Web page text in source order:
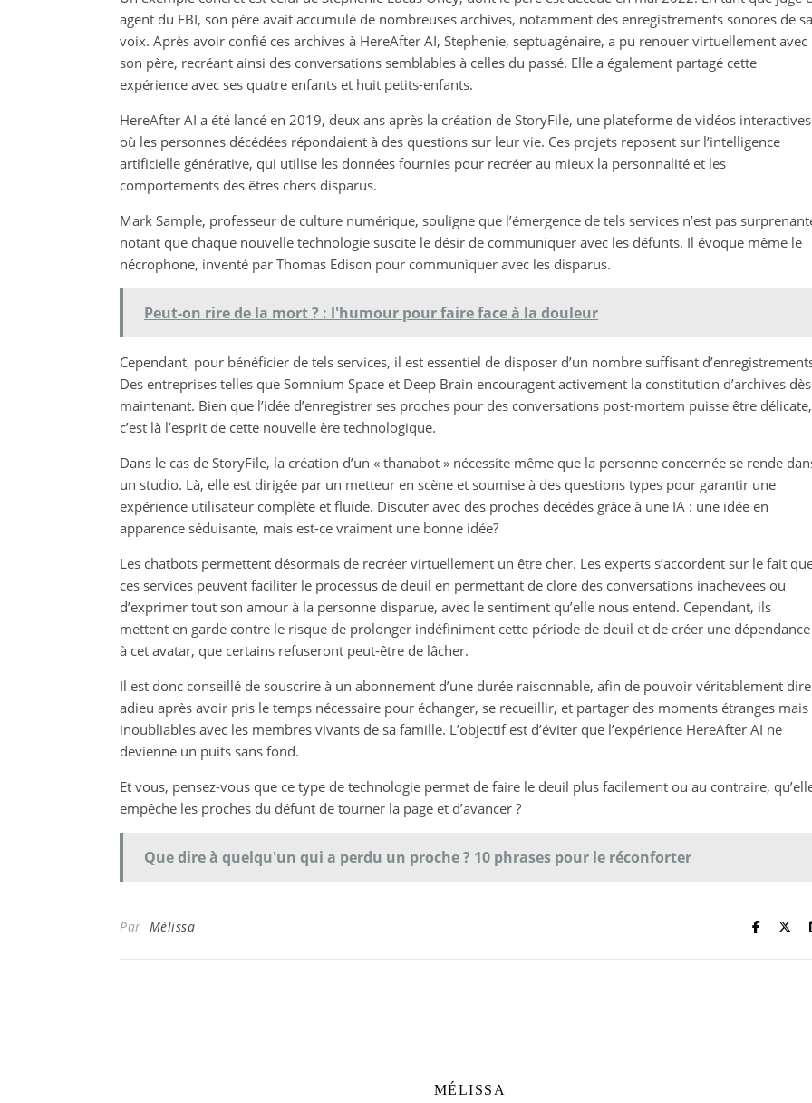
agent du FBI, son père avait accumulé de nombreuses archives, notamment des enregistrements sonores de sa
voix. Après avoir confié ces archives à HereAfter AI, Stephenie, septuagénaire, a pu renouer virtuellement avec
son père, recréant ainsi des conversations semblables à celles du passé. Elle a également partagé cette
expérience avec ses quatre enfants et huit petits-enfants.
HereAfter AI a été lancé en 2019, deux ans après la création de StoryFile, une plateforme de vidéos interactives
où les personnes décédées répondaient à des questions sur leur vie. Ces projets reposent sur l’intelligence
artificielle générative, qui utilise les données fournies pour recréer au mieux la personnalité et les
comportements des êtres chers disparus.
Mark Sample, professeur de culture numérique, souligne que l’émergence de tels services n’est pas
notant que chaque nouvelle technologie suscite le désir de communiquer avec les défunts. Il évoque même le
nécrophone, inventé par Thomas Edison pour communiquer avec les disparus.
Peut-on rire de la mort ? : l'humour pour faire face à la douleur
Cependant, pour bénéficier de tels services, il est essentiel de disposer d’un nombre suffisant
Des entreprises telles que Somnium Space et Deep Brain encouragent activement la constitution d’archives dès
maintenant. Bien que l’idée d’enregistrer ses proches pour des conversations post-mortem puisse être délicate,
c’est là l’esprit de cette nouvelle ère technologique.
Dans le cas de StoryFile, la création d’un « thanabot » nécessite même que la personne concernée se rende
un studio. Là, elle est dirigée par un metteur en scène et soumise à des questions types pour garantir une
expérience utilisateur complète et fluide. Discuter avec des proches décédés grâce à une IA : une idée en
apparence séduisante, mais est-ce vraiment une bonne idée?
Les chatbots permettent désormais de recréer virtuellement un être cher. Les experts s’accordent sur le fait
ces services peuvent faciliter le processus de deuil en permettant de clore des conversations inachevées ou
d’exprimer tout son amour à la personne disparue, avec le sentiment qu’elle nous entend. Cependant, ils
mettent en garde contre le risque de prolonger indéfiniment cette période de deuil et de créer une dépendance
à cet avatar, que certains refuseront peut-être de lâcher.
Il est donc conseillé de souscrire à un abonnement d’une durée raisonnable, afin de pouvoir véritablement dire
adieu après avoir pris le temps nécessaire pour échanger, se recueillir, et partager des moments étranges mais
inoubliables avec les membres vivants de sa famille. L’objectif est d’éviter que l’expérience HereAfter AI ne
devienne un puits sans fond.
Et vous, pensez-vous que ce type de technologie permet de faire le deuil plus facilement ou au contraire,
empêche les proches du défunt de tourner la page et d’avancer ?
Que dire à quelqu'un qui a perdu un proche ? 10 phrases pour le réconforter
Par Mélissa
MÉLISSA